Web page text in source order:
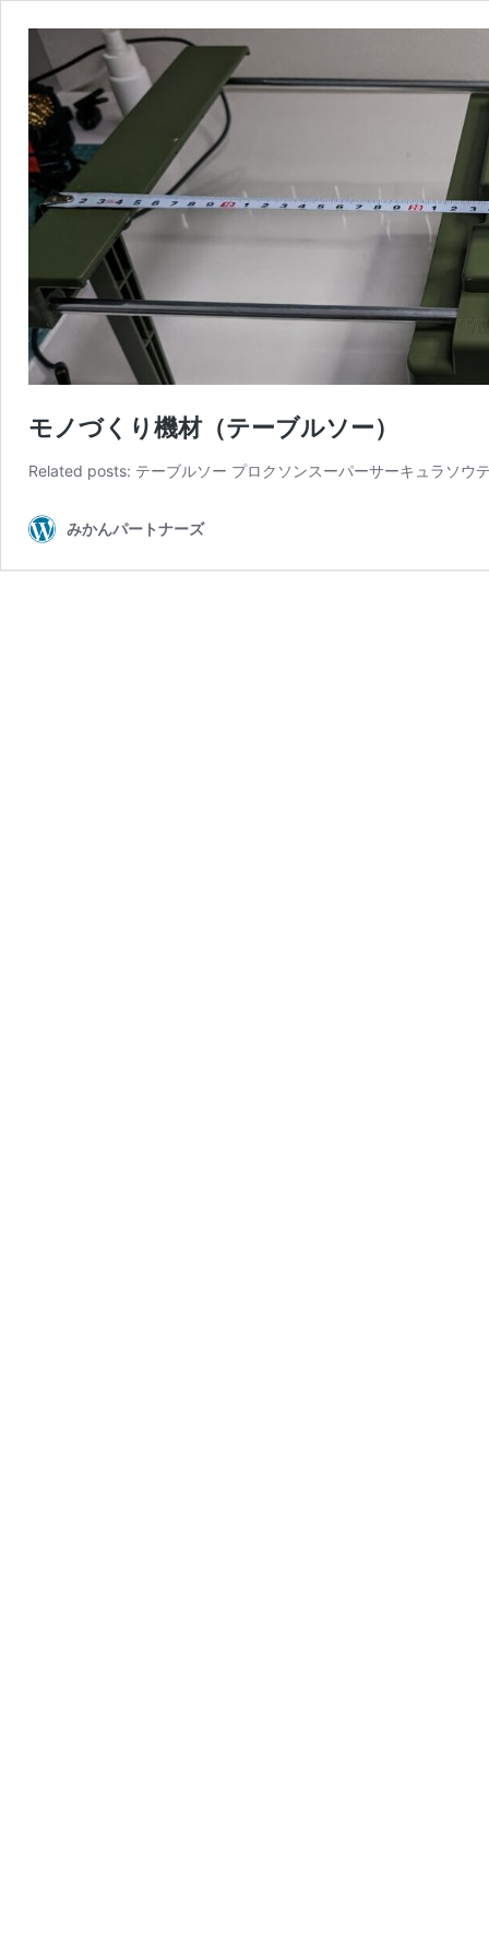
モノづくり機材（テーブルソー）
Related posts: テーブルソー プロクソンスーパーサーキュラソウ
みかんパートナーズ